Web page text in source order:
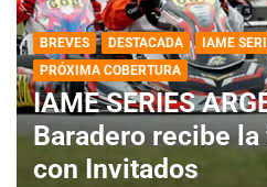
BREVES DESTACADA
IAME
PRÓXIMA COBERTURA
IAME SERIES
Baradero recibe
con Invitados